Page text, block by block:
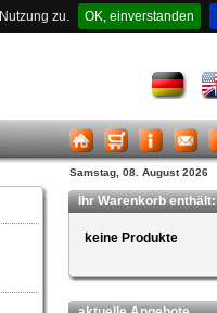
zu. OK, einverstanden
Samstag, 08. August 2026
Ihr Warenkorb enthält:
keine Produkte